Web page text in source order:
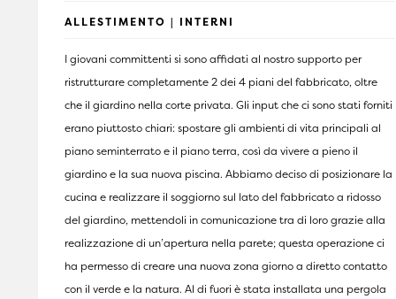
ALLESTIMENTO | INTERNI
I giovani committenti si sono affidati al nostro supporto per
ristrutturare completamente 2 dei 4 piani del fabbricato, oltre
che il giardino nella corte privata. Gli input che ci sono stati forniti
erano piuttosto chiari: spostare gli ambienti di vita principali al
piano seminterrato e il piano terra, così da vivere a pieno il
giardino e la sua nuova piscina. Abbiamo deciso di posizionare la
cucina e realizzare il soggiorno sul lato del fabbricato a ridosso
del giardino, mettendoli in comunicazione tra di loro grazie alla
realizzazione di un’apertura nella parete; questa operazione ci
ha permesso di creare una nuova zona giorno a diretto contatto
con il verde e la natura. Al di fuori è stata installata una pergola